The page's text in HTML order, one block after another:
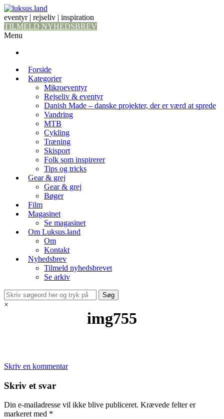
eventyr | rejseliv | inspiration
TILMELD NYHEDSBREV
Menu
Forside
Kategorier
Mikroeventyr
Rejseliv & eventyr
Danish Made – danske projekter, der er værd at sprede
Vandring
MTB
Cykling
Træning
Skisport
Folk som inspirerer
Tips og tricks
Gear & grej
Gear & grej
Bøger
Film
Magasinet
Se magasinet
Om Luksus.land
Om
Kontakt
Nyhedsbrev
Tilmeld nyhedsbrevet
Se arkiv
×
img755
Skriv en kommentar
Skriv et svar
Din e-mailadresse vil ikke blive publiceret. Krævede felter er
markeret med *